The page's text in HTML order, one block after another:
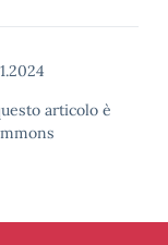
articolo è